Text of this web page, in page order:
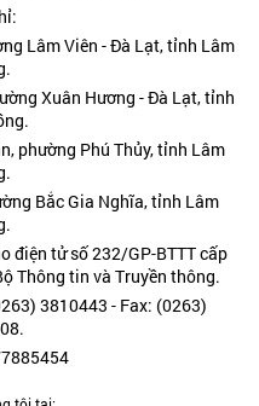
Lâm Viên - Đà Lạt, tỉnh Lâm
Xuân Hương - Đà Lạt, tỉnh
phường Phú Thủy, tỉnh Lâm
Bắc Gia Nghĩa, tỉnh Lâm
điện tử số 232/GP-BTTT cấp
Thông tin và Truyền thông.
3810443 - Fax: (0263)